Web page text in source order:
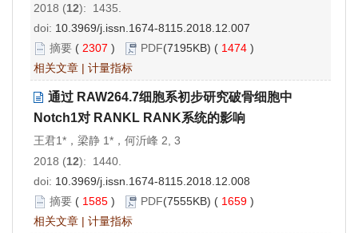
2018 (12): 1435.
doi: 10.3969/j.issn.1674-8115.2018.12.007
摘要 ( 2307 ) PDF(7195KB) ( 1474 )
相关文章 | 计量指标
通过 RAW264.7细胞系初步研究破骨细胞中
Notch1对 RANKL RANK系统的影响
王君1*，梁静 1*，何沂峰 2, 3
2018 (12): 1440.
doi: 10.3969/j.issn.1674-8115.2018.12.008
摘要 ( 1585 ) PDF(7555KB) ( 1659 )
相关文章 | 计量指标